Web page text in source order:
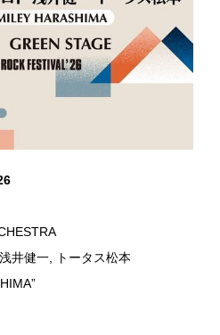
井健一, トータス松本